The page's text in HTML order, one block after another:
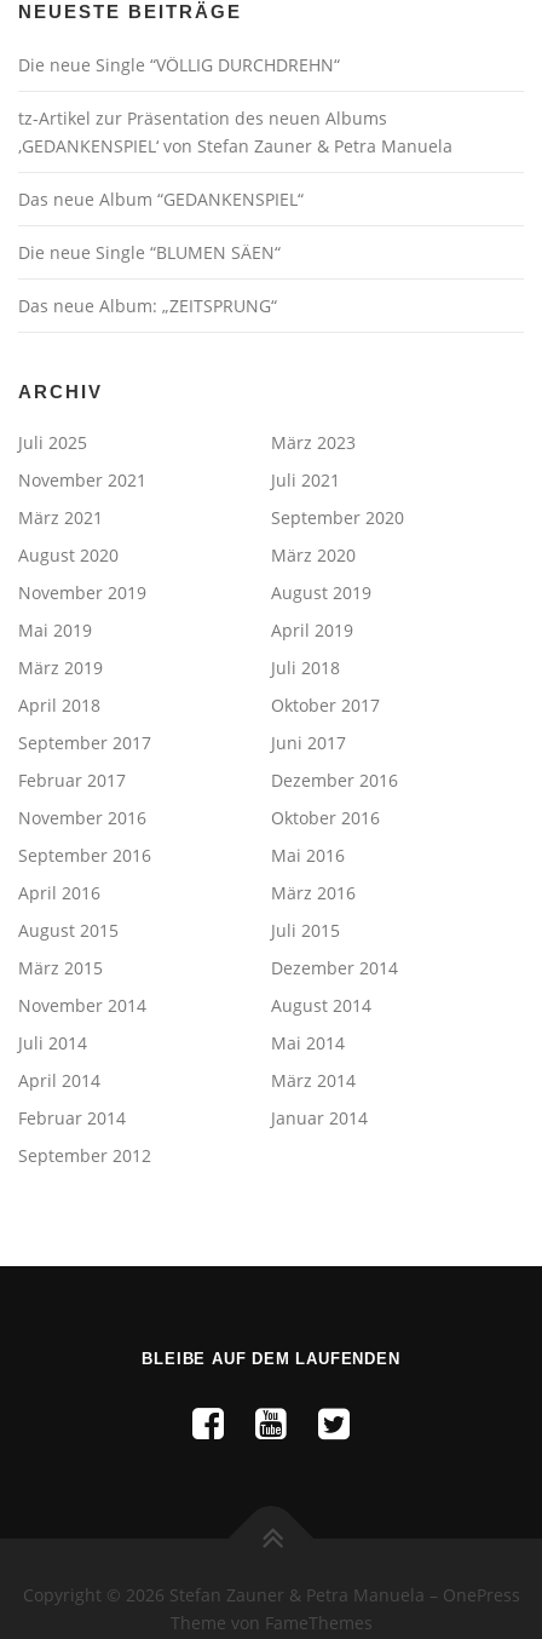
NEUESTE BEITRÄGE
Die neue Single “VÖLLIG DURCHDREHN“
tz-Artikel zur Präsentation des neuen Albums
‚GEDANKENSPIEL‘ von Stefan Zauner & Petra Manuela
Das neue Album “GEDANKENSPIEL“
Die neue Single “BLUMEN SÄEN“
Das neue Album: „ZEITSPRUNG“
ARCHIV
Juli 2025
März 2023
November 2021
Juli 2021
März 2021
September 2020
August 2020
März 2020
November 2019
August 2019
Mai 2019
April 2019
März 2019
Juli 2018
April 2018
Oktober 2017
September 2017
Juni 2017
Februar 2017
Dezember 2016
November 2016
Oktober 2016
September 2016
Mai 2016
April 2016
März 2016
August 2015
Juli 2015
März 2015
Dezember 2014
November 2014
August 2014
Juli 2014
Mai 2014
April 2014
März 2014
Februar 2014
Januar 2014
September 2012
BLEIBE AUF DEM LAUFENDEN
Copyright © 2026 Stefan Zauner & Petra Manuela – OnePress
Theme von FameThemes